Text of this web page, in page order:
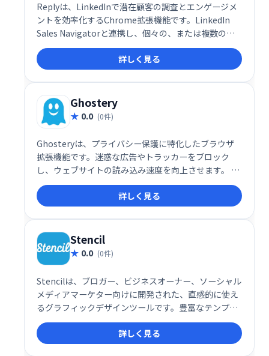
Replyは、LinkedInで潜在顧客の調査とエンゲージメ
ントを効率化するChrome拡張機能です。LinkedIn
Sales Navigatorと連携し、個々の、または複数の見
込み客のメールアドレスを迅速かつ簡単に検索・確認
できます。営業活動の効率化に役立つツールです。
詳しく見る
Ghostery
0.0 (0件)
Ghosteryは、プライバシー保護に特化したブラウザ
拡張機能です。迷惑な広告やトラッカーをブロック
し、ウェブサイトの読み込み速度を向上させます。 個
人データ収集を制御できるだけでなく、シンプルで分
かりやすいダッシュボードで、Webサイトのトラッキ
ング状況を把握できます。快適で安全なインターネッ
ト体験を実現します。
詳しく見る
Stencil
0.0 (0件)
Stencilは、ブロガー、ビジネスオーナー、ソーシャル
メディアマーケター向けに開発された、直感的に使え
るグラフィックデザインツールです。豊富なテンプレ
ートと簡単操作で、魅力的な画像や動画を素早く作成
できます。SNS投稿からブログ記事のアイキャッチま
で、様々なシーンで活用可能です。
詳しく見る